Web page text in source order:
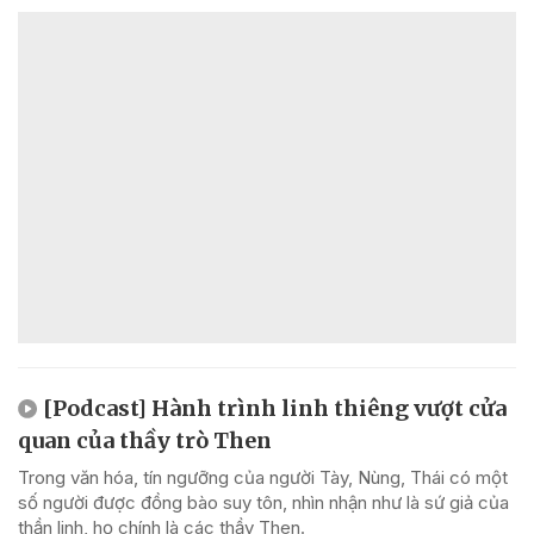
[Podcast] Hành trình linh thiêng vượt cửa
quan của thầy trò Then
Trong văn hóa, tín ngưỡng của người Tày, Nùng, Thái có một
số người được đồng bào suy tôn, nhìn nhận như là sứ giả của
thần linh, họ chính là các thầy Then.